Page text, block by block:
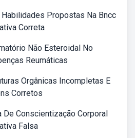
Propostas Na Bncc
Correta
Não Esteroidal No
Reumáticas
Orgânicas Incompletas E
Corretos
De Conscientização Corporal
Falsa